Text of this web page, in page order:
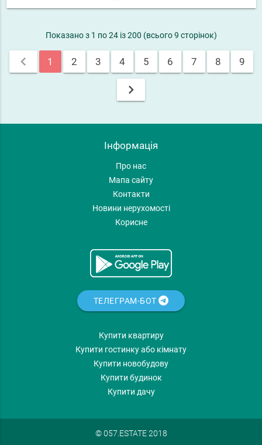
Показано з 1 по 24 із 200 (всього 9 сторінок)
chevron_left 1 2 3 4 5 6 7 8 9
chevron_right
Інформація
Про нас
Мапа сайту
Контакти
Новини нерухомості
Корисне
ТЕЛЕГРАМ-БОТ
Купити квартиру
Купити гостинку або кімнату
Купити новобудову
Купити будинок
Купити дачу
© 057.ESTATE 2018